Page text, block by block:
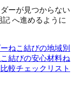
ーが見つからない
へ進めるように
ねこ結びの地域別
結びの安心材料ね
比較チェックリスト